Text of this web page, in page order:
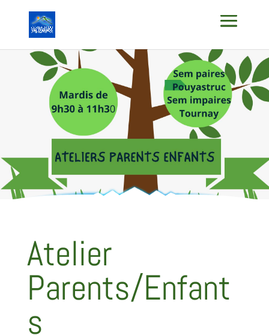
Atelier
Parents/
Atelier
Parents/Enfant
s